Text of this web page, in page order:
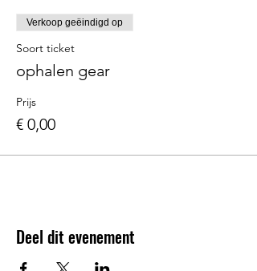
Verkoop geëindigd op
Soort ticket
ophalen gear
Prijs
€ 0,00
Deel dit evenement